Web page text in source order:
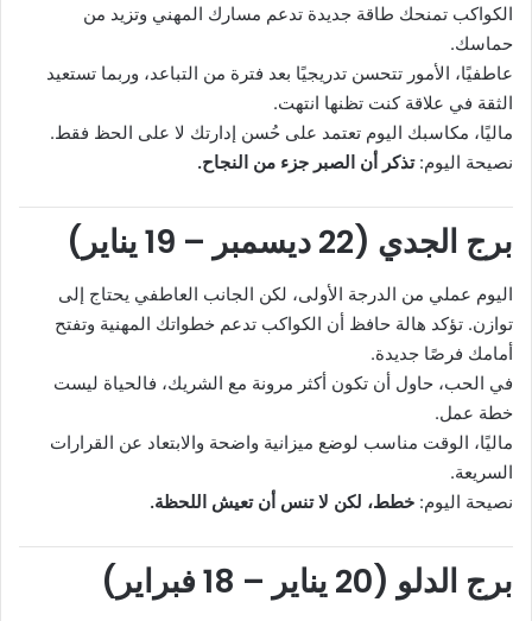
الكواكب تمنحك طاقة جديدة تدعم مسارك المهني وتزيد من
حماسك.
عاطفيًا، الأمور تتحسن تدريجيًا بعد فترة من التباعد، وربما تستعيد
الثقة في علاقة كنت تظنها انتهت.
ماليًا، مكاسبك اليوم تعتمد على حُسن إدارتك لا على الحظ فقط.
نصيحة اليوم:تذكر أن الصبر جزء من النجاح.
برج الجدي (22 ديسمبر – 19 يناير)
اليوم عملي من الدرجة الأولى، لكن الجانب العاطفي يحتاج إلى
توازن. تؤكد هالة حافظ أن الكواكب تدعم خطواتك المهنية وتفتح
أمامك فرصًا جديدة.
في الحب، حاول أن تكون أكثر مرونة مع الشريك، فالحياة ليست
خطة عمل.
ماليًا، الوقت مناسب لوضع ميزانية واضحة والابتعاد عن القرارات
السريعة.
نصيحة اليوم: خطط، لكن لا تنس أن تعيش اللحظة.
برج الدلو (20 يناير – 18 فبراير)